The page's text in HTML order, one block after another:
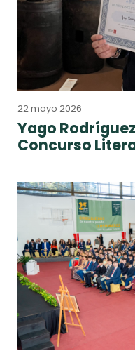
22 mayo 2026
Yago
Concurso